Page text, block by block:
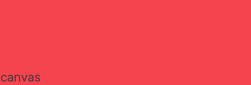
canvas